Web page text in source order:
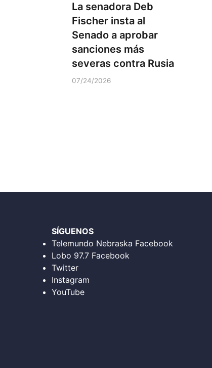
La senadora Deb
Fischer insta al
Senado a aprobar
sanciones más
severas contra Rusia
07/24/2026
SÍGUENOS
Telemundo Nebraska Facebook
Lobo 97.7 Facebook
Twitter
Instagram
YouTube